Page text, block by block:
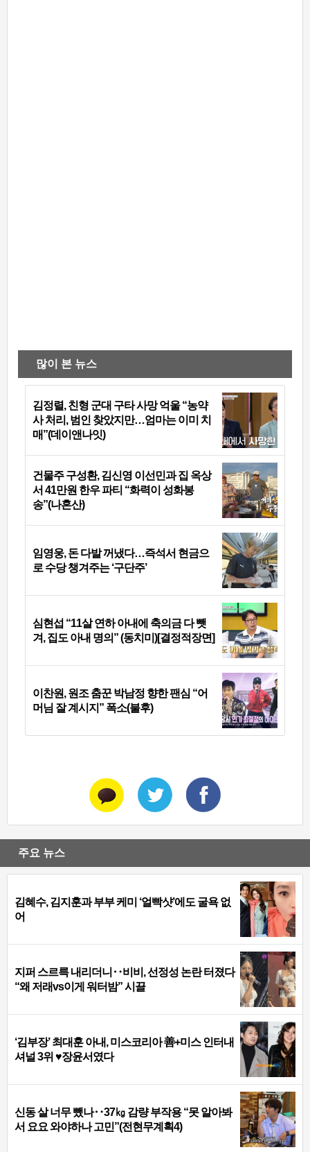
많이 본 뉴스
김정렬, 친형 군대 구타 사망 억울 “농약
사 처리, 범인 찾았지만…엄마는 이미 치
매”(데이앤나잇)
건물주 구성환, 김신영 이선민과 집 옥상
서 41만원 한우 파티 “화력이 성화봉
송”(나혼산)
임영웅, 돈 다발 꺼냈다…즉석서 현금으
로 수당 챙겨주는 ‘구단주’
심현섭 “11살 연하 아내에 축의금 다 뺏
겨, 집도 아내 명의” (동치미)[결정적장면]
이찬원, 원조 춤꾼 박남정 향한 팬심 “어
머님 잘 계시지” 폭소(불후)
주요 뉴스
김혜수, 김지훈과 부부 케미 ‘얼빡샷’에도 굴욕 없
어
지퍼 스르륵 내리더니‥비비, 선정성 논란 터졌다
“왜 저래vs이게 워터밤” 시끌
‘김부장’ 최대훈 아내, 미스코리아 善+미스 인터내
셔널 3위 ♥장윤서였다
신동 살 너무 뺐나‥37㎏ 감량 부작용 “못 알아봐
서 요요 와야하나 고민”(전현무계획4)